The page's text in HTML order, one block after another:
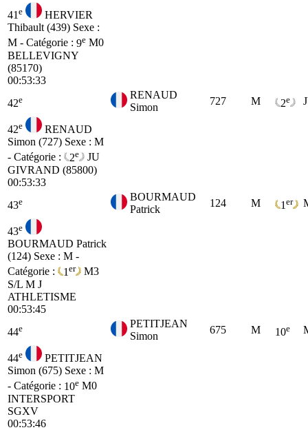
41 e
HERVIER
Thibault (439) Sexe :
M - Catégorie : 9e M0
BELLEVIGNY
(85170)
00:53:33
42e
RENAUD
Simon
727 M 2e
42e
RENAUD
Simon (727) Sexe : M
- Catégorie :
2e
JU
GIVRAND (85800)
00:53:33
43e
BOURMAUD
Patrick
124 M 1 er
43e
BOURMAUD Patrick
(124) Sexe : M -
Catégorie :
1 er
M3
S/L M J
ATHLETISME
00:53:45
44e
PETITJEAN
Simon
675 M 10e
44e
PETITJEAN
Simon (675) Sexe : M
- Catégorie : 10e M0
INTERSPORT
SGXV
00:53:46